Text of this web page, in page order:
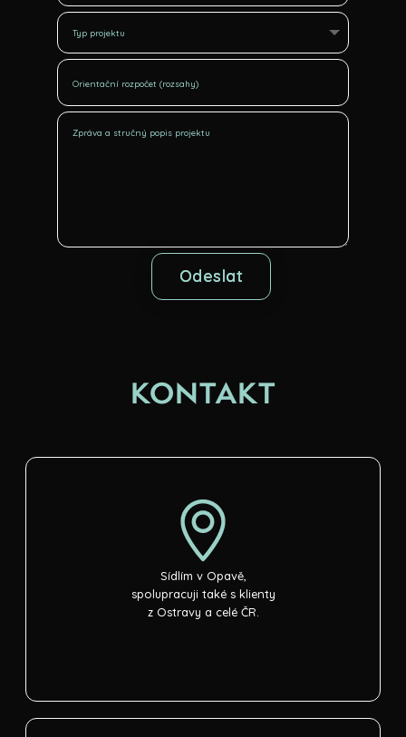
Odeslat
KONTAKT
Sídlím v Opavě,
spolupracuji také s klienty
z Ostravy a celé ČR.